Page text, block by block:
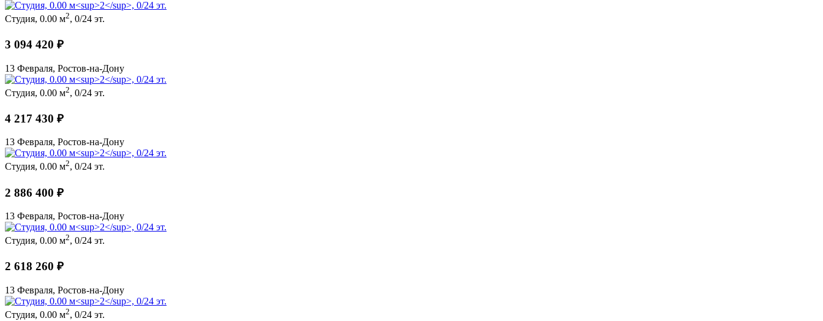
Студия, 0.00 м2, 0/24 эт.
3 094 420 ₽
13 Февраля, Ростов-на-Дону
Студия, 0.00 м2, 0/24 эт.
4 217 430 ₽
13 Февраля, Ростов-на-Дону
Студия, 0.00 м2, 0/24 эт.
2 886 400 ₽
13 Февраля, Ростов-на-Дону
Студия, 0.00 м2, 0/24 эт.
2 618 260 ₽
13 Февраля, Ростов-на-Дону
Студия, 0.00 м2, 0/24 эт.